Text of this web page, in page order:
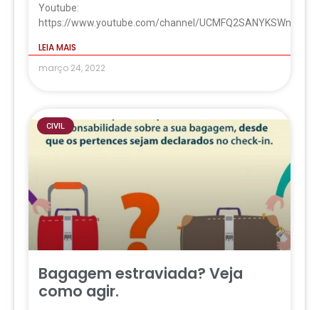
Youtube:
https://www.youtube.com/channel/
LEIA MAIS
março 24, 2022
CIVIL
Bagagem estraviada? Veja
como agir.